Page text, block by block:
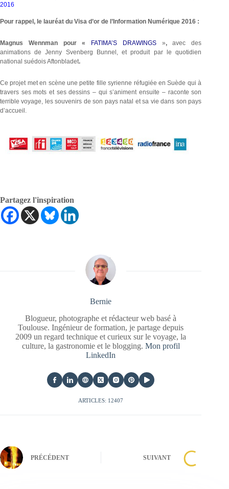
2016
Pour rappel, le lauréat du Visa d’or de l’Information Numérique 2016 :
Magnus Wennman pour « FATIMA’S DRAWINGS »,avec des
animations de Jenny Svenberg Bunnel, et produit par le quotidien
national suédois Aftonbladet.
Ce projet met en scène une petite fille syrienne réfugiée en Suède qui à
travers ses mots et ses dessins – qui s’animent ensuite – raconte son
terrible voyage, les souvenirs de son pays natal et sa vie dans son pays
d’accueil.
Partagez l'inspiration
Bernie
Blogueur, photographe et rédacteur web basé à
Toulouse. Ingénieur de formation, je partage depuis
2009 un regard technique et curieux sur le voyage, la
culture, la gastronomie et le blogging. Mon profil
LinkedIn
ARTICLES: 12407
PRÉCÉDENT SUIVANT